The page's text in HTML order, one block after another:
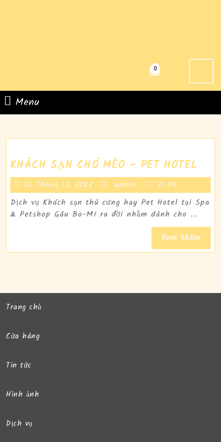
0
for:
Menu
KHÁCH SẠN CHÓ MÈO – PET HOTEL
SẠN
CHÓ
MÈO
–
PET
26 Tháng 12, 2022
26
Tháng
12,
2022
admin admin21:54
Dịch vụ Khách sạn thú cưng hay Pet Hotel tại Spa
& Petshop Gâu Bo-Mi ra đời nhằm dành cho ...
Xem thêm
Full
Trang chủ
Cửa hàng
Tin tức
Hình ảnh
Dịch vụ